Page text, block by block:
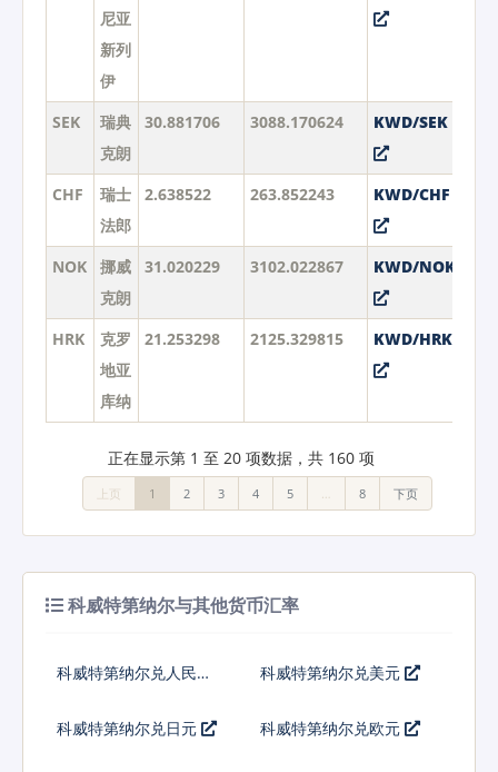
尼亚
新列
伊
SEK
瑞典
克朗
30.881706 3088.170624 KWD/SEK
CHF
瑞士
法郎
2.638522 263.852243 KWD/CHF
NOK
挪威
克朗
31.020229 3102.022867 KWD/NOK
HRK
克罗
地亚
库纳
21.253298 2125.329815 KWD/HRK
正在显示第 1 至 20 项数据，共 160 项
上页 1 2 3 4 5 … 8 下页
科威特第纳尔与其他货币汇率
科威特第纳尔兑人民币 科威特第纳尔兑美元
科威特第纳尔兑日元 科威特第纳尔兑欧元